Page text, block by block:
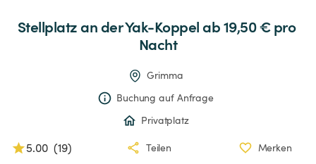
StellplatzanderYak-Koppel ab 19,50 € pro
Nacht
Grimma
Buchung auf Anfrage
Privatplatz
5.00 (19) Teilen Merken